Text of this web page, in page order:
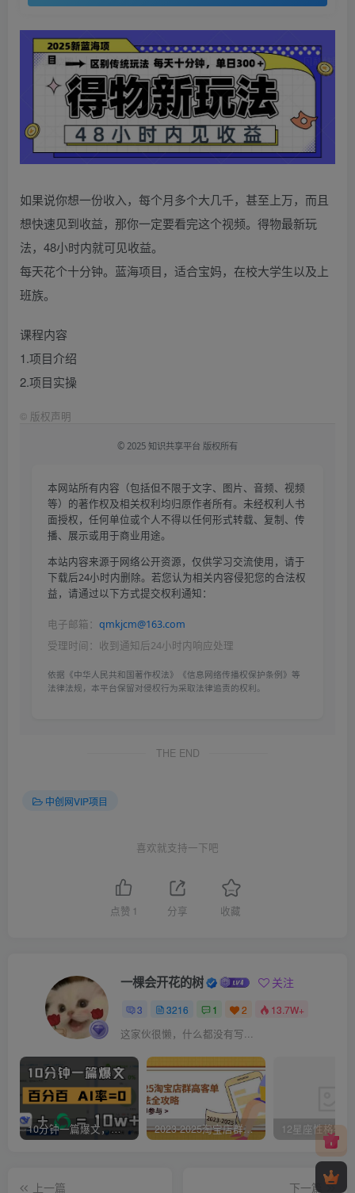
如果说你想一份收入，每个月多个大几千，甚至上万，而且
想快速见到收益，那你一定要看完这个视频。得物最新玩
法，48小时内就可见收益。
每天花个十分钟。蓝海项目，适合宝妈，在校大学生以及上
班族。
课程内容
1.项目介绍
2.项目实操
© 版权声明
© 2025 知识共享平台 版权所有
本网站所有内容（包括但不限于文字、图片、音频、视频
等）的著作权及相关权利均归原作者所有。未经权利人书
面授权，任何单位或个人不得以任何形式转载、复制、传
播、展示或用于商业用途。
本站内容来源于网络公开资源，仅供学习交流使用，请于
下载后24小时内删除。若您认为相关内容侵犯您的合法权
益，请通过以下方式提交权利通知：
电子邮箱： qmkjcm@163.com
受理时间：收到通知后24小时内响应处理
依据《中华人民共和国著作权法》《信息网络传播权保护条例》等
法律法规，本平台保留对侵权行为采取法律追责的权利。
THE END
中创网VIP项目
喜欢就支持一下吧
点赞 1 分享 收藏
一棵会开花的树 关注
3 3216 1 2 13.7W+
这家伙很懒，什么都没有写...
10分钟一篇爆文，百分百 AI率=0，用deepseek轻松玩转公众号爆文项目 2023-2025淘宝店群运营，涵盖C店/天猫店群两大赛道，帮你掌握全周期运营打法
上一篇
下一篇